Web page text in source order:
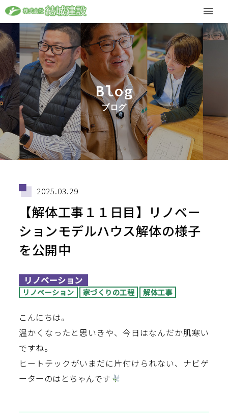
Blog
ブログ
2025.03.29
【解体工事１１日目】リノベー
ションモデルハウス解体の様子
を公開中
リノベーション
リノベーション 家づくりの工程 解体工事
こんにちは。
温かくなったと思いきや、今日はなんだか肌寒い
ですね。
ヒートテックがいまだに片付けられない、ナビゲ
ーターのはとちゃんです